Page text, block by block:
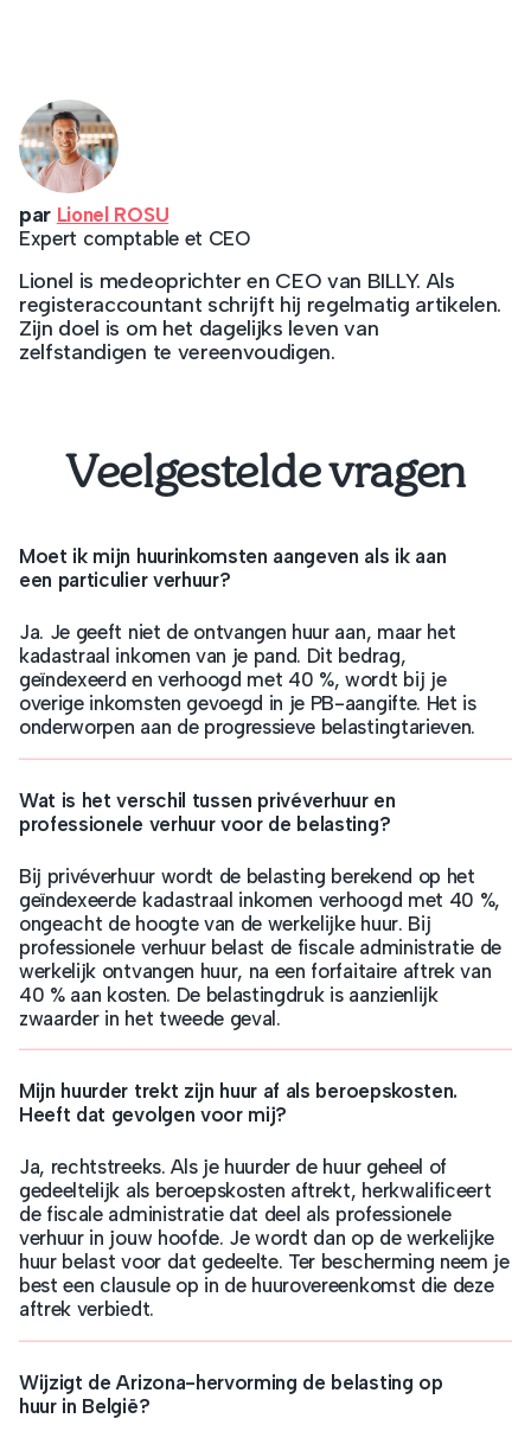
par Lionel ROSU
Expert comptable et CEO
Lionel is medeoprichter en CEO van BILLY. Als
registeraccountant schrijft hij regelmatig artikelen.
Zijn doel is om het dagelijks leven van
zelfstandigen te vereenvoudigen.
Veelgestelde vragen
Moet ik mijn huurinkomsten aangeven als ik aan
een particulier verhuur?
Ja. Je geeft niet de ontvangen huur aan, maar het
kadastraal inkomen van je pand. Dit bedrag,
geïndexeerd en verhoogd met 40 %, wordt bij je
overige inkomsten gevoegd in je PB-aangifte. Het is
onderworpen aan de progressieve belastingtarieven.
Wat is het verschil tussen privéverhuur en
professionele verhuur voor de belasting?
Bij privéverhuur wordt de belasting berekend op het
geïndexeerde kadastraal inkomen verhoogd met 40 %,
ongeacht de hoogte van de werkelijke huur. Bij
professionele verhuur belast de fiscale administratie de
werkelijk ontvangen huur, na een forfaitaire aftrek van
40 % aan kosten. De belastingdruk is aanzienlijk
zwaarder in het tweede geval.
Mijn huurder trekt zijn huur af als beroepskosten.
Heeft dat gevolgen voor mij?
Ja, rechtstreeks. Als je huurder de huur geheel of
gedeeltelijk als beroepskosten aftrekt, herkwalificeert
de fiscale administratie dat deel als professionele
verhuur in jouw hoofde. Je wordt dan op de werkelijke
huur belast voor dat gedeelte. Ter bescherming neem je
best een clausule op in de huurovereenkomst die deze
aftrek verbiedt.
Wijzigt de Arizona-hervorming de belasting op
huur in België?